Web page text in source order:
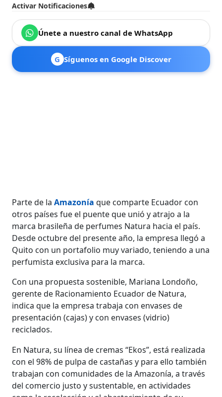
Activar Notificaciones
Únete a nuestro canal de WhatsApp
G Síguenos en Google Discover
Parte de laAmazonía que comparte Ecuador con
otros países fue el puente que unió y atrajo a la
marca brasileña de perfumes Natura hacia el país.
Desde octubre del presente año, la empresa llegó a
Quito con un portafolio muy variado, teniendo a una
perfumista exclusiva para la marca.
Con una propuesta sostenible, Mariana Londoño,
gerente de Racionamiento Ecuador de Natura,
indica que la empresa trabaja con envases de
presentación (cajas) y con envases (vidrio)
reciclados.
En Natura, su línea de cremas “Ekos”, está realizada
con el 98% de pulpa de castañas y para ello también
trabajan con comunidades de la Amazonía, a través
del comercio justo y sustentable, en actividades